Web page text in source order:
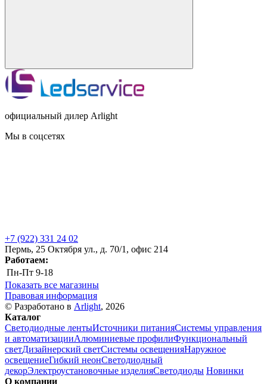
официальный дилер Arlight
Мы в соцсетях
+7 (922) 331 24 02
Пермь, 25 Октября ул., д. 70/1, офис 214
Работаем:
Пн-Пт 9-18
Показать все магазины
Правовая информация
© Разработано в Arlight, 2026
Каталог
Светодиодные лентыИсточники питанияСистемы управления
и автоматизацииАлюминиевые профилиФункциональный
светДизайнерский светСистемы освещенияНаружное
освещениеГибкий неонСветодиодный
декорЭлектроустановочные изделияСветодиоды Новинки
О компании